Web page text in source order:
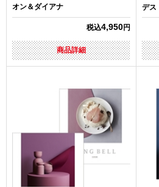
オン＆ダイアナ
税込4,950円
商品詳細
デス